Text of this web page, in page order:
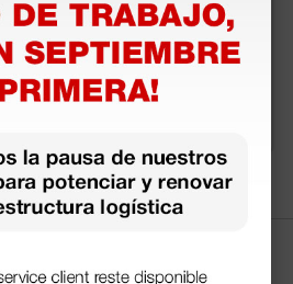
e aleación - 5 uds.
279,00 €372,0
0 €